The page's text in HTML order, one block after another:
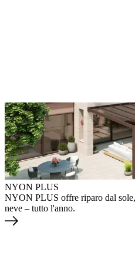
NYON PLUS
NYON PLUS offre riparo dal
neve – tutto l'anno.